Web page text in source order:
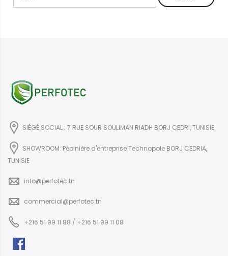
SIÉGÉ SOCIAL : 7 RUE SOUR SOULIMAN RIADH BORJ CEDRI, TUNISIE
SHOWROOM: Pépinière d'entreprise Technopole BORJ CEDRIA,
TUNISIE
info@perfotec.tn
commercial@perfotec.tn
+216 51 99 11 88 / +216 51 99 11 08